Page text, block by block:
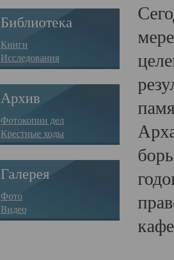
Библиотека
Книги
Исследования
Архив
Фотокопии дел
Крестные ходы
Галерея
Фото
Видео